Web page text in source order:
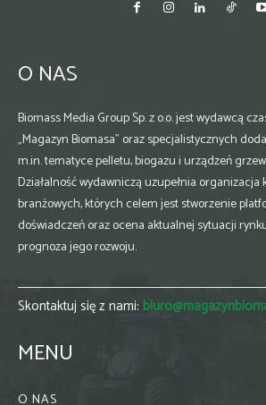
O NAS
Biomass Media Group Sp. z o.o. jest wydawcą
„Magazyn Biomasa” oraz specjalistycznych
m.in. tematyce pelletu, biogazu i urządzeń
Działalność wydawniczą uzupełnia
branżowych, których celem jest stworzenie
doświadczeń oraz ocena aktualnej sytuacji
prognoza jego rozwoju.
Skontaktuj się z nami:
MENU
O NAS